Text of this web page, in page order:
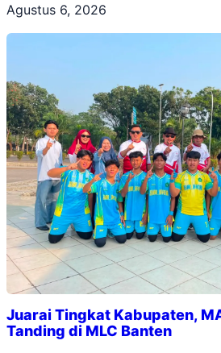
Agustus 6, 2026
Juarai Tingkat Kabupaten,
Tanding di MLC Banten